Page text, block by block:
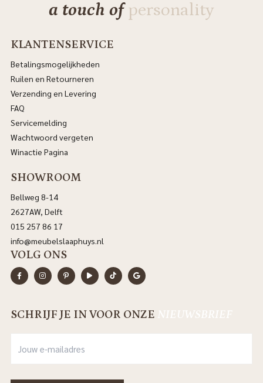
a touch ofpersonality
KLANTENSERVICE
Betalingsmogelijkheden
Ruilen en Retourneren
Verzending en Levering
FAQ
Servicemelding
Wachtwoord vergeten
Winactie Pagina
SHOWROOM
Bellweg 8-14
2627AW, Delft
015 257 86 17
info@meubelslaaphuys.nl
VOLG ONS
SCHRIJF JE IN VOOR ONZE NIEUWSBRIEF